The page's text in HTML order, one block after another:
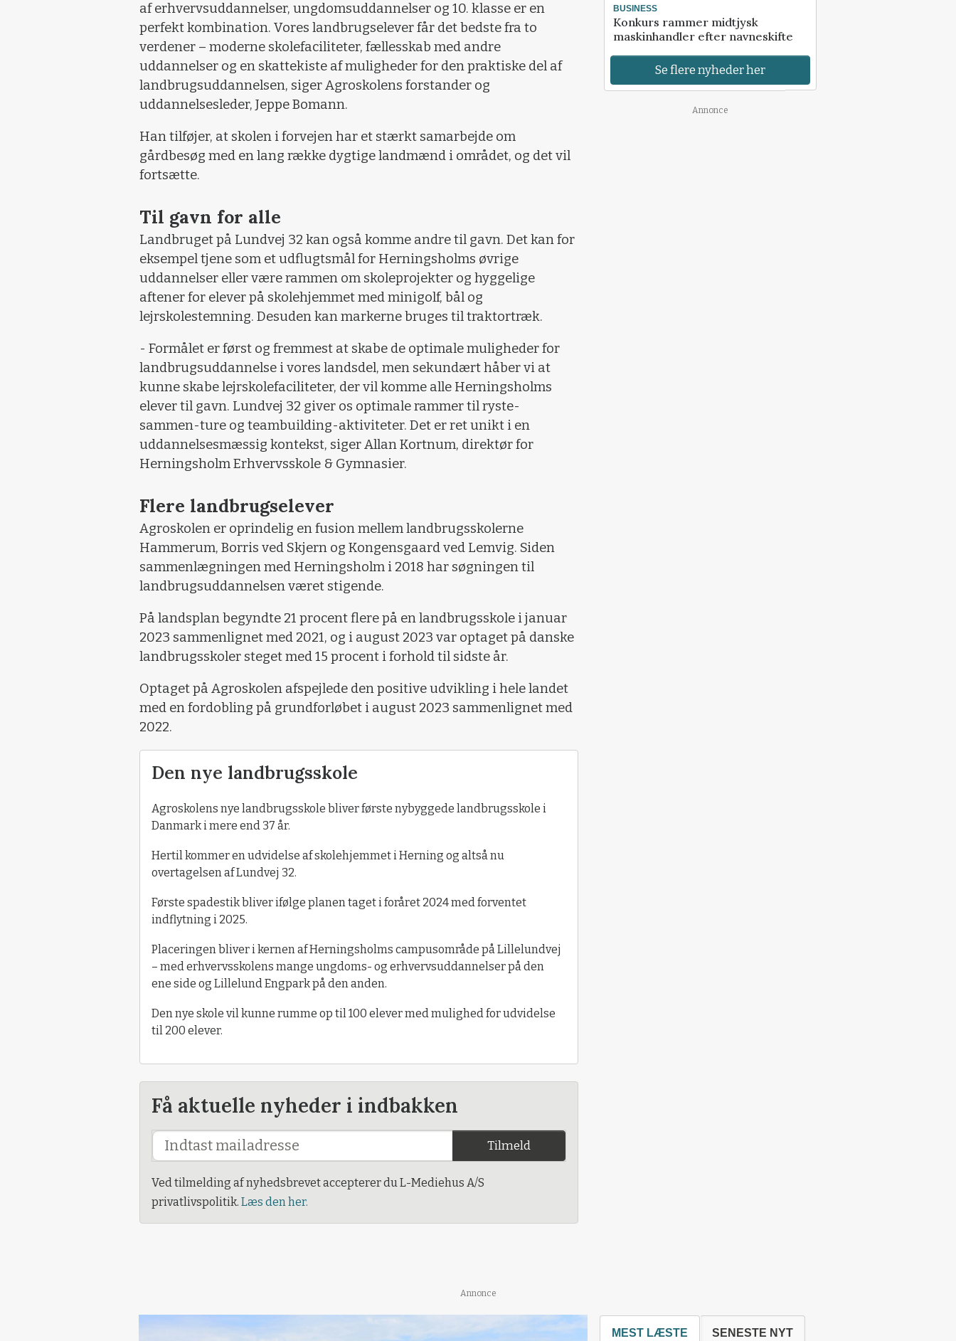
af erhvervsuddannelser, ungdomsuddannelser og 10. klasse er en
perfekt kombination. Vores landbrugselever får det bedste fra to
verdener – moderne skolefaciliteter, fællesskab med andre
uddannelser og en skattekiste af muligheder for den praktiske del af
landbrugsuddannelsen, siger Agroskolens forstander og
uddannelsesleder, Jeppe Bomann.
Han tilføjer, at skolen i forvejen har et stærkt samarbejde om
gårdbesøg med en lang række dygtige landmænd i området, og det vil
fortsætte.
Til gavn for alle
Landbruget på Lundvej 32 kan også komme andre til gavn. Det kan for
eksempel tjene som et udflugtsmål for Herningsholms øvrige
uddannelser eller være rammen om skoleprojekter og hyggelige
aftener for elever på skolehjemmet med minigolf, bål og
lejrskolestemning. Desuden kan markerne bruges til traktortræk.
- Formålet er først og fremmest at skabe de optimale muligheder for
landbrugsuddannelse i vores landsdel, men sekundært håber vi at
kunne skabe lejrskolefaciliteter, der vil komme alle Herningsholms
elever til gavn. Lundvej 32 giver os optimale rammer til ryste-
sammen-ture og teambuilding-aktiviteter. Det er ret unikt i en
uddannelsesmæssig kontekst, siger Allan Kortnum, direktør for
Herningsholm Erhvervsskole & Gymnasier.
Flere landbrugselever
Agroskolen er oprindelig en fusion mellem landbrugsskolerne
Hammerum, Borris ved Skjern og Kongensgaard ved Lemvig. Siden
sammenlægningen med Herningsholm i 2018 har søgningen til
landbrugsuddannelsen været stigende.
På landsplan begyndte 21 procent flere på en landbrugsskole i januar
2023 sammenlignet med 2021, og i august 2023 var optaget på danske
landbrugsskoler steget med 15 procent i forhold til sidste år.
Optaget på Agroskolen afspejlede den positive udvikling i hele landet
med en fordobling på grundforløbet i august 2023 sammenlignet med
2022.
Den nye landbrugsskole
Agroskolens nye landbrugsskole bliver første nybyggede landbrugsskole i
Danmark i mere end 37 år.
Hertil kommer en udvidelse af skolehjemmet i Herning og altså nu
overtagelsen af Lundvej 32.
Første spadestik bliver ifølge planen taget i foråret 2024 med forventet
indflytning i 2025.
Placeringen bliver i kernen af Herningsholms campusområde på Lillelundvej
– med erhvervsskolens mange ungdoms- og erhvervsuddannelser på den
ene side og Lillelund Engpark på den anden.
Den nye skole vil kunne rumme op til 100 elever med mulighed for udvidelse
til 200 elever.
Få aktuelle nyheder i indbakken
Tilmeld
Ved tilmelding af nyhedsbrevet accepterer du L-Mediehus A/S
privatlivspolitik. Læs den her.
BUSINESS
Konkurs rammer midtjysk
maskinhandler efter navneskifte
Se flere nyheder her
Annonce
Annonce
MEST LÆSTE SENESTE NYT